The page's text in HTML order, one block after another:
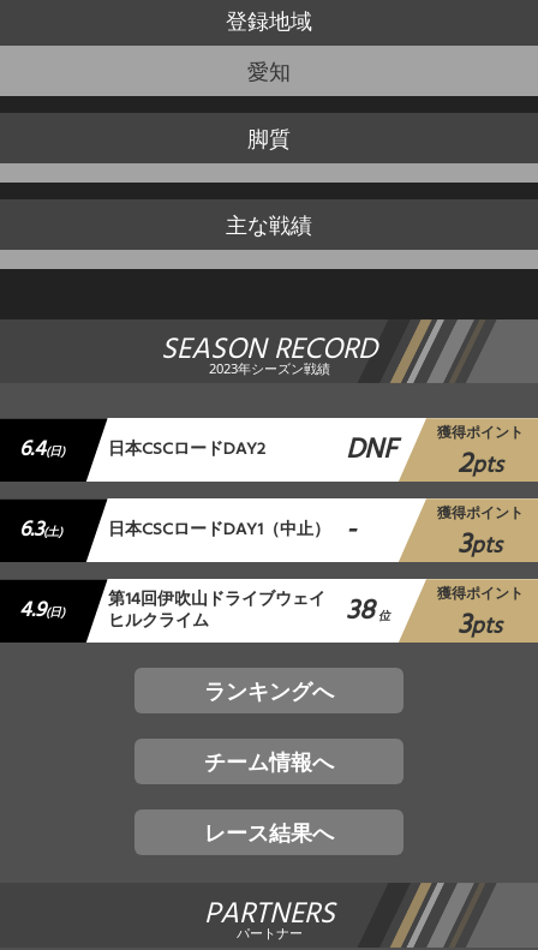
登録地域
愛知
脚質
主な戦績
SEASON RECORD
2023年シーズン戦績
6.4(日) 日本CSCロードDAY2 DNF 獲得ポイント
2pts
6.3(土) 日本CSCロードDAY1（中止） - 獲得ポイント
3pts
4.9(日) 第14回伊吹山ドライブウェイ
ヒルクライム 38 位
獲得ポイント
3pts
ランキングへ
チーム情報へ
レース結果へ
PARTNERS
パートナー